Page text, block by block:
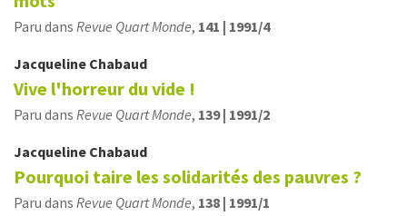
Paru dans Revue Quart Monde, 141 | 1991/4
Jacqueline Chabaud
Vive l'horreur du vide !
Paru dans Revue Quart Monde, 139 | 1991/2
Jacqueline Chabaud
Pourquoi taire les solidarités des pauvres ?
Paru dans Revue Quart Monde, 138 | 1991/1